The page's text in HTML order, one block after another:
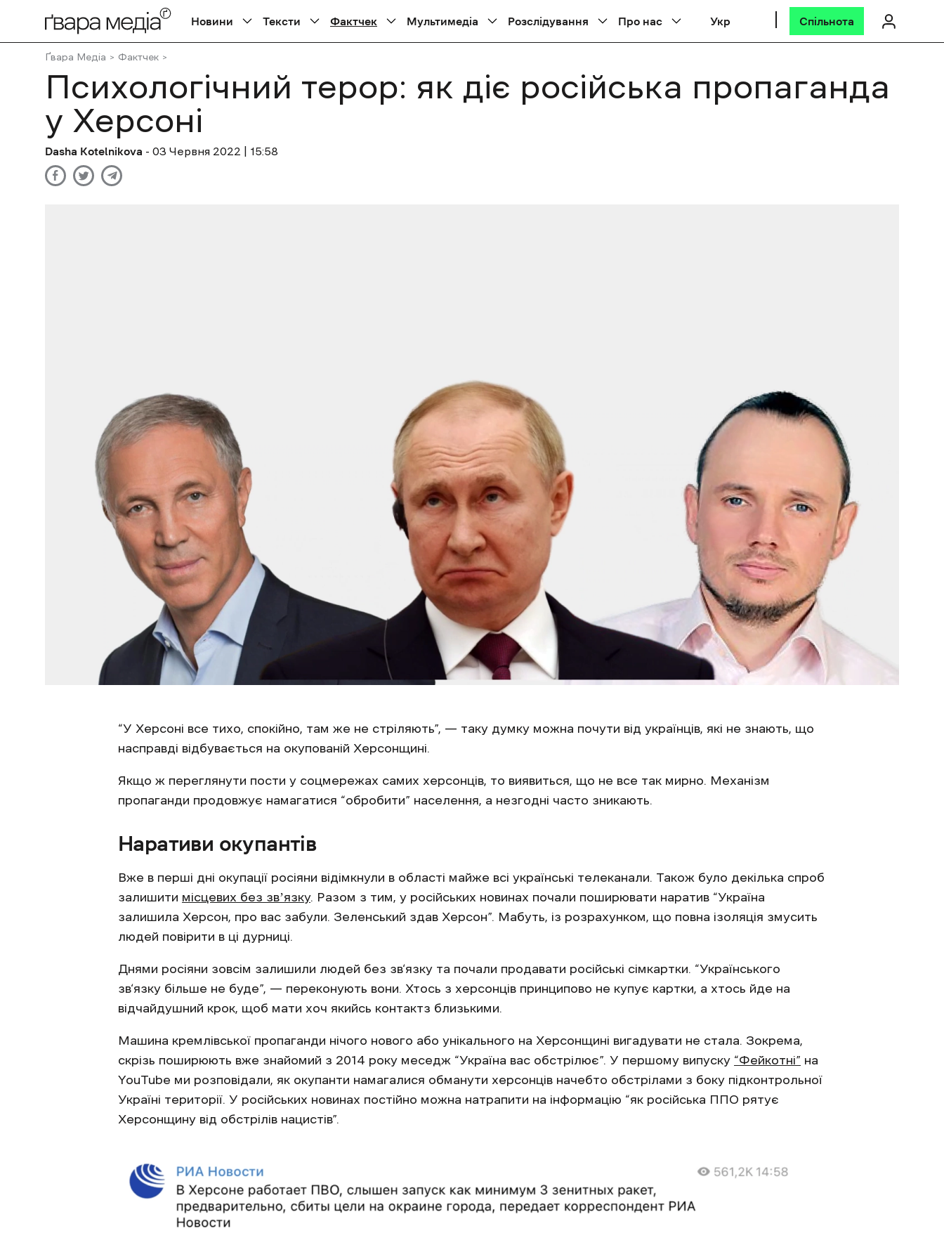
Новини Тексти Фактчек Мультимедіа Розслідування Про нас Укр Спільнота
Ґвара Медіа Фактчек
Психологічний терор: як діє російська пропаганда
у Херсоні
Dasha Kotelnikova - 03 Червня 2022 | 15:58
“У Херсоні все тихо, спокійно, там же не стріляють”, — таку думку можна почути від українців, які не знають, що
насправді відбувається на окупованій Херсонщині.
Якщо ж переглянути пости у соцмережах самих херсонців, то виявиться, що не все так мирно. Механізм
пропаганди продовжує намагатися “обробити” населення, а незгодні часто зникають.
Наративи окупантів
Вже в перші дні окупації росіяни відімкнули в області майже всі українські телеканали. Також було декілька спроб
залишити місцевих без звʼязку. Разом з тим, у російських новинах почали поширювати наратив “Україна
залишила Херсон, про вас забули. Зеленський здав Херсон”. Мабуть, із розрахунком, що повна ізоляція змусить
людей повірити в ці дурниці.
Днями росіяни зовсім залишили людей без зв‘язку та почали продавати російські сімкартки. “Українського
зв‘язку більше не буде”, — переконують вони. Хтось з херсонців принципово не купує картки, а хтось йде на
відчайдушний крок, щоб мати хоч якийсь контактз близькими.
Машина кремлівської пропаганди нічого нового або унікального на Херсонщині вигадувати не стала. Зокрема,
скрізь поширюють вже знайомий з 2014 року меседж “Україна вас обстрілює”. У першому випуску “Фейкотні” на
YouTube ми розповідали, як окупанти намагалися обманути херсонців начебто обстрілами з боку підконтрольної
Україні території. У російських новинах постійно можна натрапити на інформацію “як російська ППО рятує
Херсонщину від обстрілів нацистів”.